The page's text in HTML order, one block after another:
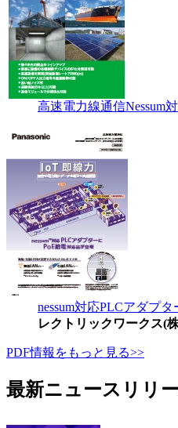
高速電力線通信Nessum
nessum対応PLCアダプ
レクトリックワークス(
PDF情報をもっと見る>>
最新ニュースリリ